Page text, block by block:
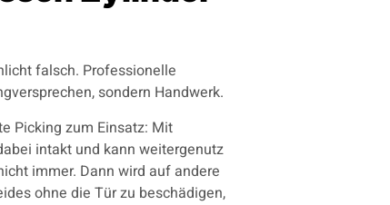
falsch. Professionelle
sondern Handwerk.
Picking zum Einsatz: Mit
intakt und kann weitergenutz
immer. Dann wird auf andere
ohne die Tür zu beschädigen,